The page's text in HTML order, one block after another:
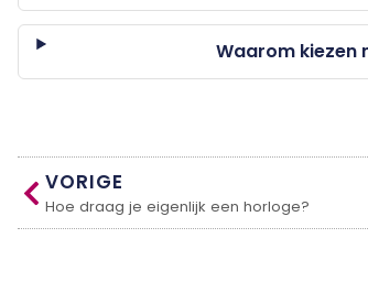
Waarom kiezen
VORIGE
Hoe draag je eigenlijk een horloge?